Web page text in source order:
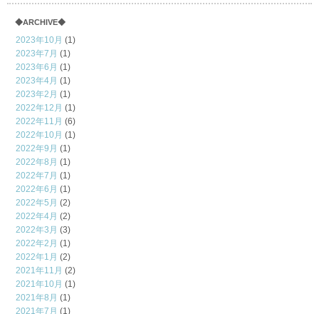
◆ARCHIVE◆
2023年10月 (1)
2023年7月 (1)
2023年6月 (1)
2023年4月 (1)
2023年2月 (1)
2022年12月 (1)
2022年11月 (6)
2022年10月 (1)
2022年9月 (1)
2022年8月 (1)
2022年7月 (1)
2022年6月 (1)
2022年5月 (2)
2022年4月 (2)
2022年3月 (3)
2022年2月 (1)
2022年1月 (2)
2021年11月 (2)
2021年10月 (1)
2021年8月 (1)
2021年7月 (1)